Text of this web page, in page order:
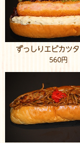
ずっしりエビカツ
560円